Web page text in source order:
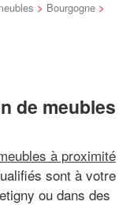
> Bourgogne >
de meubles
à proximité
sont à votre
ou dans des